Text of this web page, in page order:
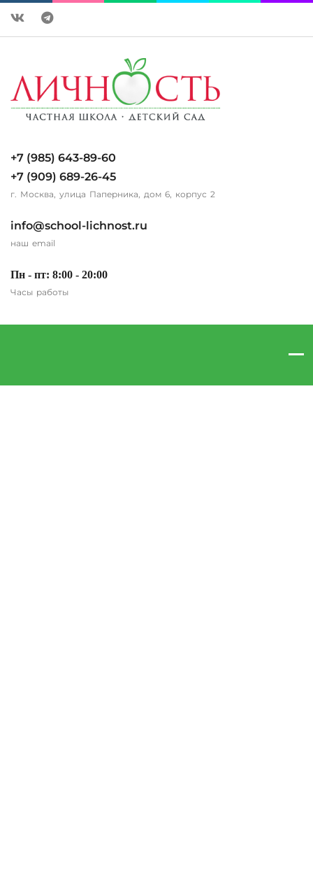
+7 (985) 643-89-60
+7 (909) 689-26-45
г. Москва, улица Паперника, дом 6, корпус 2
info@school-lichnost.ru
наш email
Пн - пт: 8:00 - 20:00
Часы работы